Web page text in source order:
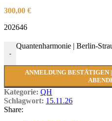
300,00 €
202646
-
Quantenharmonie | Berlin-
ANMELDUNG BESTÄTIGEN
Kategorie: QH
Schlagwort: 15.11.26
Share: